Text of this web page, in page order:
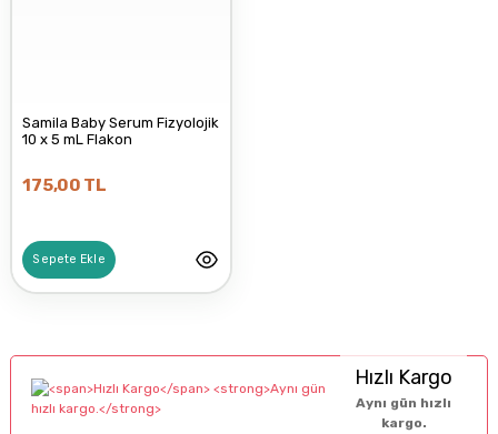
Samila Baby Serum Fizyolojik
10 x 5 mL Flakon
175,00 TL
Sepete Ekle
Hızlı Kargo
Aynı gün hızlı
kargo.